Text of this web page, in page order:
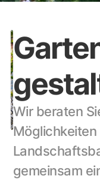
Wir beraten
gemeinsam